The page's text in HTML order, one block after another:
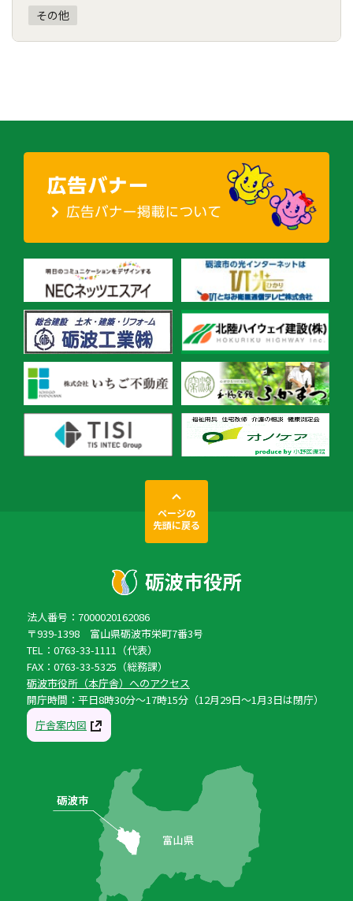
その他
ページの
先頭に戻る
法人番号：7000020162086
〒939-1398 富山県砺波市栄町7番3号
TEL：0763-33-1111（代表）
FAX：0763-33-5325（総務課）
砺波市役所（本庁舎）へのアクセス
開庁時間：平日8時30分〜17時15分（12月29日〜1月3日は閉庁）
庁舎案内図